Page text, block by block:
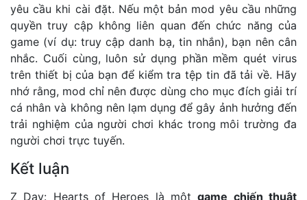
yêu cầu khi cài đặt. Nếu một bản mod yêu cầu những
quyền truy cập không liên quan đến chức năng của
game (ví dụ: truy cập danh bạ, tin nhắn), bạn nên cân
nhắc. Cuối cùng, luôn sử dụng phần mềm quét virus
trên thiết bị của bạn để kiểm tra tệp tin đã tải về. Hãy
nhớ rằng, mod chỉ nên được dùng cho mục đích giải trí
cá nhân và không nên lạm dụng để gây ảnh hưởng đến
trải nghiệm của người chơi khác trong môi trường đa
người chơi trực tuyến.
Kết luận
Z Day: Hearts of Heroes là mộtgame chiến thuật